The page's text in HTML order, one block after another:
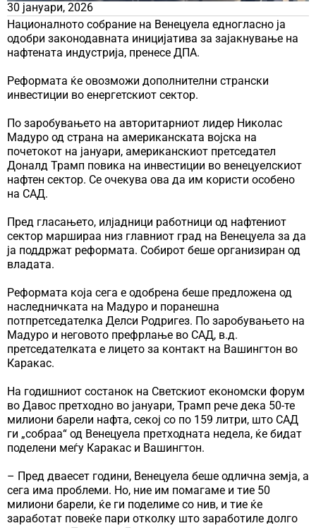
30 јануари, 2026
Националното собрание на Венецуела едногласно ја
одобри законодавната иницијатива за зајакнување на
нафтената индустрија, пренесе ДПА.
Реформата ќе овозможи дополнителни странски
инвестиции во енергетскиот сектор.
По заробувањето на авторитарниот лидер Николас
Мадуро од страна на американската војска на
почетокот на јануари, американскиот претседател
Доналд Трамп повика на инвестиции во венецуелскиот
нафтен сектор. Се очекува ова да им користи особено
на САД.
Пред гласањето, илјадници работници од нафтениот
сектор маршираа низ главниот град на Венецуела за да
ја поддржат реформата. Собирот беше организиран од
владата.
Реформата која сега е одобрена беше предложена од
наследничката на Мадуро и поранешна
потпретседателка Делси Родригез. По заробувањето на
Мадуро и неговото префрлање во САД, в.д.
претседателката е лицето за контакт на Вашингтон во
Каракас.
На годишниот состанок на Светскиот економски форум
во Давос претходно во јануари, Трамп рече дека 50-те
милиони барели нафта, секој со по 159 литри, што САД
ги „собраа“ од Венецуела претходната недела, ќе бидат
поделени меѓу Каракас и Вашингтон.
– Пред дваесет години, Венецуела беше одлична земја, а
сега има проблеми. Но, ние им помагаме и тие 50
милиони барели, ќе ги поделиме со нив, и тие ќе
заработат повеќе пари отколку што заработиле долго